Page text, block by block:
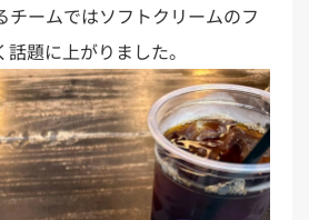
チームではソフトクリームのフ
題に上がりました。